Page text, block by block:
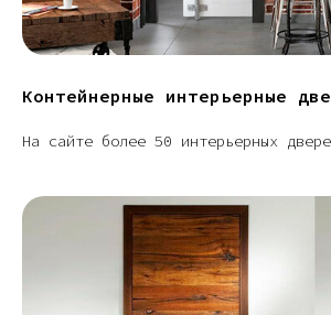
Контейнерные интерьерные
На сайте более 50 интерьерных